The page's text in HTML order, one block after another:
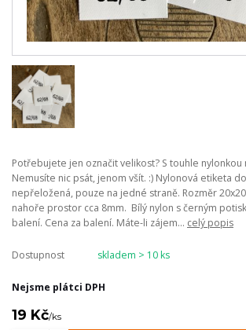
Potřebujete jen označit velikost? S touhle
Nemusíte nic psát, jenom všít. :) Nylonová etiketa
nepřeložená, pouze na jedné straně. Rozměr
nahoře prostor cca 8mm. Bílý nylon s černým
balení. Cena za balení. Máte-li zájem... celý popis
Dostupnost skladem > 10 ks
Nejsme plátci DPH
19 Kč/ks